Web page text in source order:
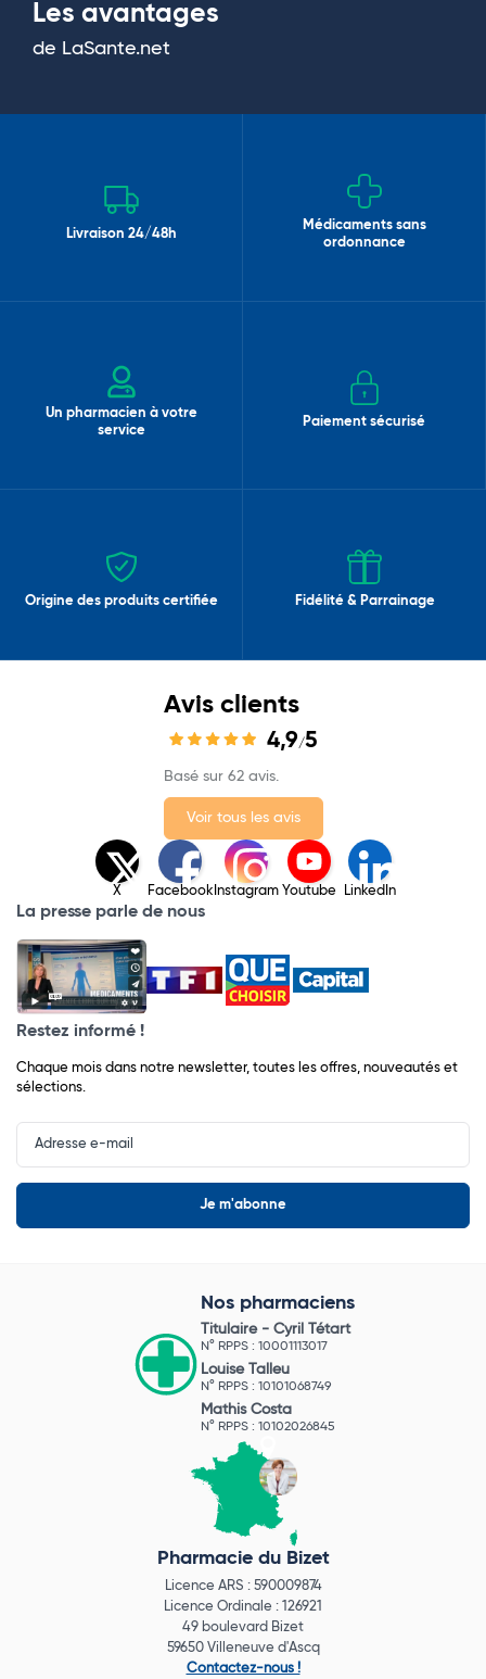
Les avantages
de LaSante.net
Livraison 24/48h
Médicaments sans
ordonnance
Un pharmacien à votre
service
Paiement sécurisé
Origine des produits certifiée Fidélité & Parrainage
Avis clients
4,9/5
Basé sur 62 avis.
Voir tous les avis
X Facebook Instagram Youtube LinkedIn
La presse parle de nous
Restez informé !
Chaque mois dans notre newsletter, toutes les offres, nouveautés et
sélections.
Input
Newsletter
Nos pharmaciens
Titulaire - Cyril Tétart
N° RPPS : 10001113017
Louise Talleu
N° RPPS : 10101068749
Mathis Costa
N° RPPS : 10102026845
Pharmacie du Bizet
Licence ARS : 590009874
Licence Ordinale : 126921
49 boulevard Bizet
59650 Villeneuve d'Ascq
Contactez-nous !